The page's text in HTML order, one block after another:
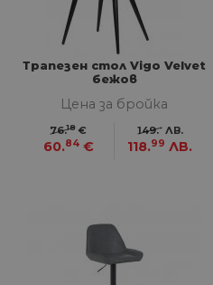
Трапезен стол Vigo Velvet
бежов
Цена за бройка
76.18 €
60.84 €
149.- ЛВ.
118.99 ЛВ.